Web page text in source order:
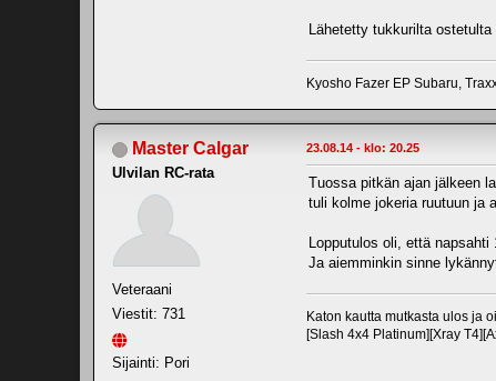
Lähetetty tukkurilta
Kyosho Fazer EP Subaru,
Master Calgar
Ulvilan RC-rata
Veteraani
Viestit: 731
Sijainti: Pori
23.08.14 - klo: 20.25
Tuossa pitkän ajan jälkeen
tuli kolme jokeria ruutuun ja
Lopputulos oli, että napsahti
Ja aiemminkin sinne
Katon kautta mutkasta ulos ja
[Slash 4x4 Platinum][Xray